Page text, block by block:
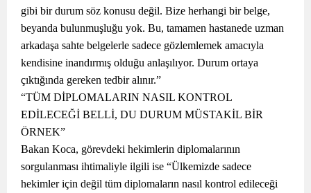
gibi bir durum söz konusu değil. Bize herhangi bir belge,
beyanda bulunmuşluğu yok. Bu, tamamen hastanede uzman
arkadaşa sahte belgelerle sadece gözlemlemek amacıyla
kendisine inandırmış olduğu anlaşılıyor. Durum ortaya
çıktığında gereken tedbir alınır.”
“TÜM DİPLOMALARIN NASIL KONTROL
EDİLECEĞİ BELLİ, DU DURUM MÜSTAKİL BİR
ÖRNEK”
Bakan Koca, görevdeki hekimlerin diplomalarının
sorgulanması ihtimaliyle ilgili ise “Ülkemizde sadece
hekimler için değil tüm diplomaların nasıl kontrol edileceği